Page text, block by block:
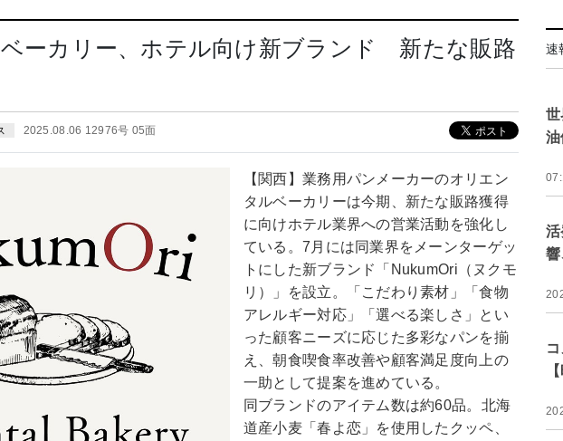
ーカリー、ホテル向け新ブランド 新たな販路
2025.08.06 12976号 05面
【関西】業務用パンメーカーのオリエン
タルベーカリーは今期、新たな販路獲得
に向けホテル業界への営業活動を強化し
ている。7月には同業界をメーンターゲッ
トにした新ブランド「NukumOri（ヌクモ
リ）」を設立。「こだわり素材」「食物
アレルギー対応」「選べる楽しさ」とい
った顧客ニーズに応じた多彩なパンを揃
え、朝食喫食率改善や顧客満足度向上の
一助として提案を進めている。
同ブランドのアイテム数は約60品。北海
道産小麦「春よ恋」を使用したクッペ、
速